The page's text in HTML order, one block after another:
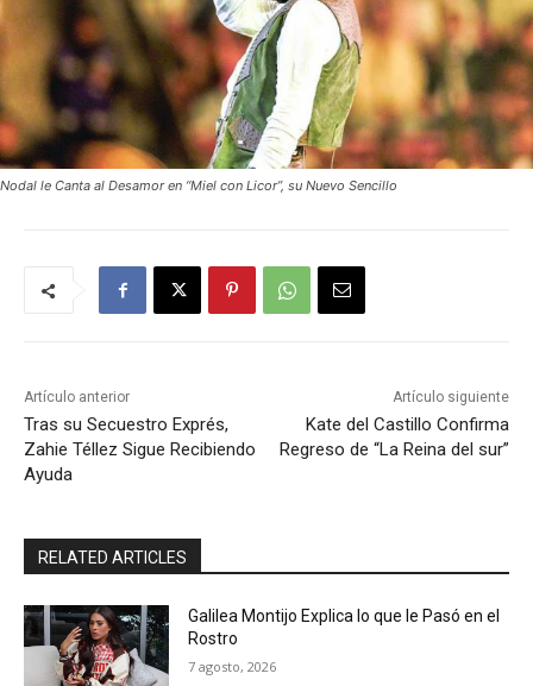
Nodal le Canta al Desamor en “Miel con Licor”, su Nuevo Sencillo
Artículo anterior
Tras su Secuestro Exprés,
Zahie Téllez Sigue Recibiendo
Ayuda
Artículo siguiente
Kate del Castillo Confirma
Regreso de “La Reina del sur”
RELATED ARTICLES
Galilea Montijo Explica lo que le Pasó en el
Rostro
7 agosto, 2026